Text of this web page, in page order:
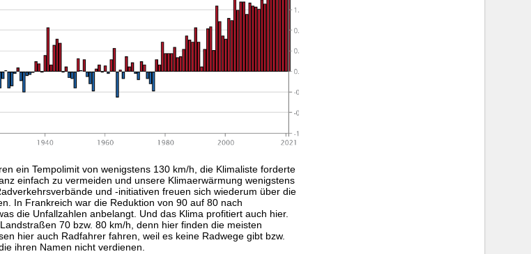
ein Tempolimit von wenigstens 130 km/h, die Klimaliste forderte
einfach zu vermeiden und unsere Klimaerwärmung wenigstens
und -initiativen freuen sich wiederum über die
In Frankreich war die Reduktion von 90 auf 80 nach
die Unfallzahlen anbelangt. Und das Klima profitiert auch hier.
70 bzw. 80 km/h, denn hier finden die meisten
hier auch Radfahrer fahren, weil es keine Radwege gibt bzw.
ihren Namen nicht verdienen.